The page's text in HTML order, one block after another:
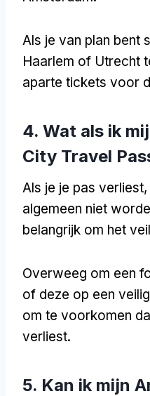
Als je van plan bent
Haarlem of Utrecht
aparte tickets voor
4. Wat als ik
City Travel
Als je je pas
algemeen niet
belangrijk om het
Overweeg om een
of deze op een
om te voorkomen
verliest.
5. Kan ik mijn